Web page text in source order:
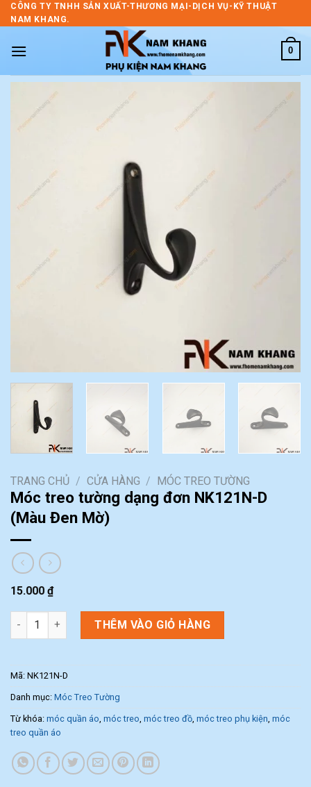
Skip
to
CÔNG TY TNHH SẢN XUẤT-THƯƠNG MẠI-DỊCH VỤ-KỸ THUẬT
NAM KHANG.
0
TRANG CHỦ / CỬA HÀNG / MÓC TREO TƯỜNG
Móc treo tường dạng đơn NK121N-D
(Màu Đen Mờ)
15.000 ₫
Móc treo tường dạng đơn NK121N-D (Màu Đen Mờ) số lượng
THÊM VÀO GIỎ HÀNG
Mã: NK121N-D
Danh mục: Móc Treo Tường
Từ khóa: móc quần áo móc treo móc treo đồ móc treo phụ kiện móc
treo quần áo